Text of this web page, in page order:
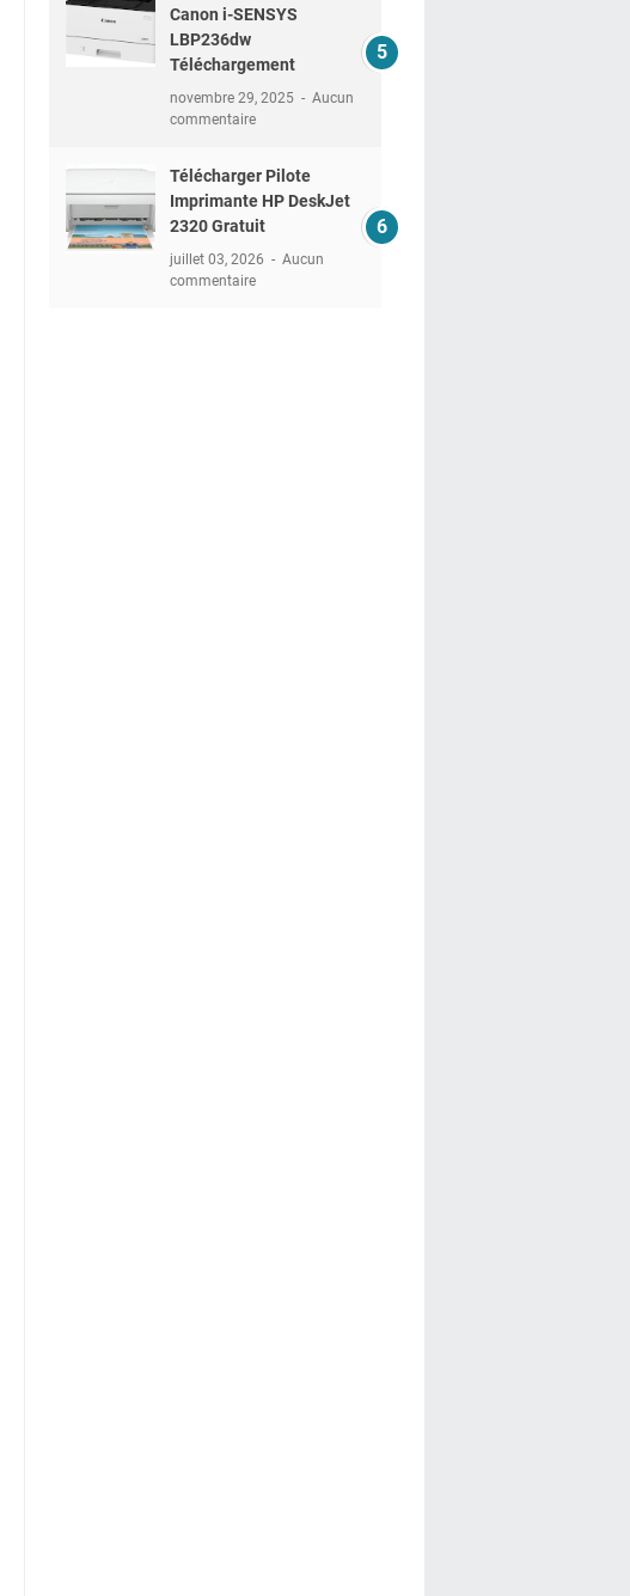
Canon i-SENSYS
LBP236dw
Téléchargement
novembre 29, 2025
Aucun
commentaire
Télécharger Pilote
Imprimante HP DeskJet
2320 Gratuit
juillet 03, 2026
Aucun
commentaire